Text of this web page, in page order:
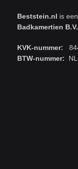
Beststein.nl is
Badkamertien B.V.
KVK-nummer:
BTW-nummer: